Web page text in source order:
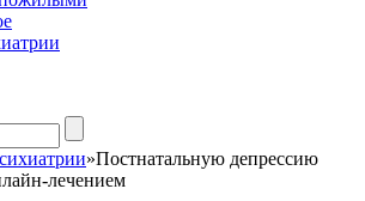
»Постнатальную депрессию
лечением